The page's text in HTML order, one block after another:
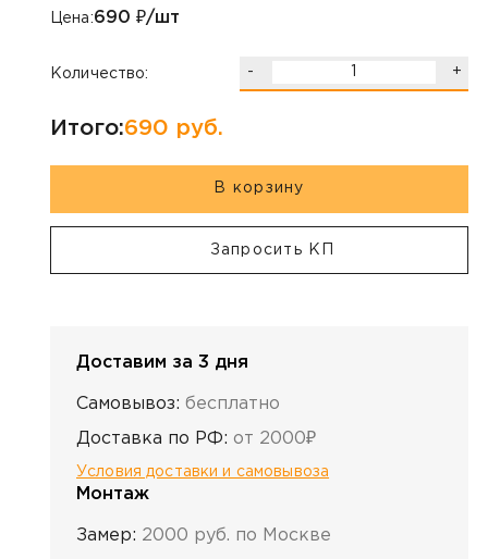
Цена:690 ₽/шт
Количество: - +
Итого:690 руб.
В корзину
Запросить КП
Доставим за 3 дня
Самовывоз: бесплатно
Доставка по РФ: от 2000₽
Условия доставки и самовывоза
Монтаж
Замер: 2000 руб. по Москве